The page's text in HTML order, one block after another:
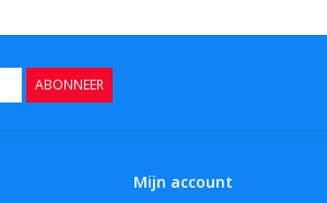
ABONNEER
Mijn account